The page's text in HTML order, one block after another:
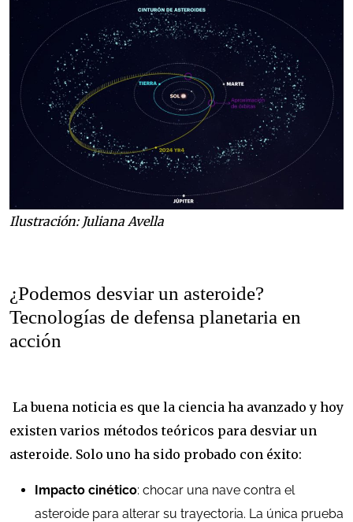
Ilustración: Juliana Avella
¿Podemos desviar un asteroide?
Tecnologías de defensa planetaria en
acción
La buena noticia es que la ciencia ha avanzado y hoy
existen varios métodos teóricos para desviar un
asteroide. Solo uno ha sido probado con éxito:
Impacto cinético: chocar una nave contra el
asteroide para alterar su trayectoria. La única prueba